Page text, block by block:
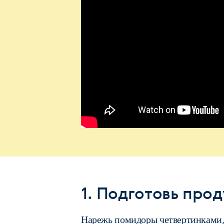
1. Подготовь
Нарежь помидоры четвертинками,